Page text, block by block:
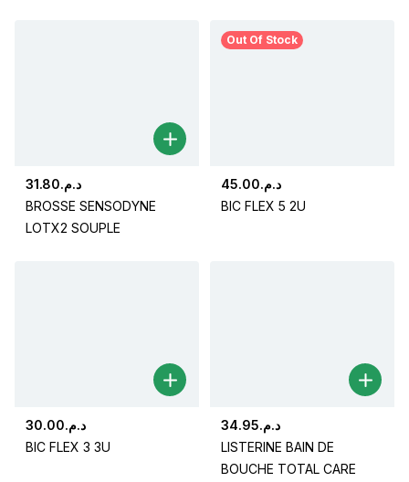
د.م.31.80
BROSSE SENSODYNE
LOTX2 SOUPLE
Out Of Stock
د.م.45.00
BIC FLEX 5 2U
د.م.30.00
BIC FLEX 3 3U
د.م.34.95
LISTERINE BAIN DE
BOUCHE TOTAL CARE